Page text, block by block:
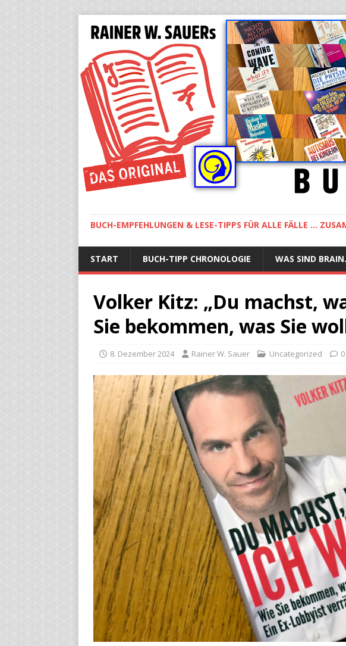
BUCH-EMPFEHLUNGEN & LESE-TIPPS FÜR ALLE FÄLLE ...
START BUCH-TIPP CHRONOLOGIE WAS SIND
Volker Kitz: „Du machst,
Sie bekommen, was Sie
8. Dezember 2024 Rainer W. Sauer Uncategorized 0